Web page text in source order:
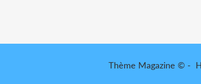
Thème Magazine © -